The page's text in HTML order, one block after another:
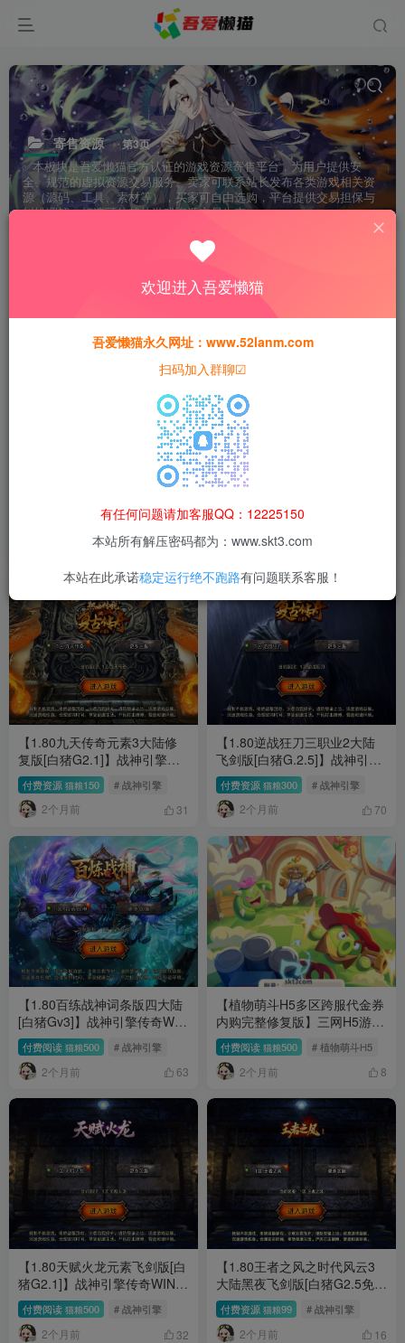
寄售资源 第3页
✅本板块是吾爱懒猫官方认证的游戏资源寄售平台，为用户提供安
全、规范的虚拟资源交易服务。卖家可联系站长发布各类游戏相关资
源（源码、工具、素材等），买家可自由选购，平台提供交易担保与
纠纷调解，打造可信赖的游戏资源交易生态。
页游专区
点赞 评论
【1.80玛法战魂飞剑四大陆三
G2.5]】战神引擎WIN服务端
+GM工具+充值后台+双端+架
# 战神引擎
72
【1.80GT三职业复古[白猪
服务端+GM工具+充值后台+双
付费资源 猫粮120
1个月前
【1.80九天传奇元素3大陆修
复版[白猪G2.1]】战神引擎
WIN服务端+GM工具+充值后
台+双端+架设教程
付费资源 猫粮150 # 战神引擎
2个月前 31
【1.80逆战狂刀三职业2大陆
飞剑版[白猪G.2.5]】战神引擎
WIN服务端+GM工具+充值后
台+双端+架设教程
付费资源 猫粮300 # 战神引擎
2个月前 70
【1.80百练战神词条版四大陆
[白猪Gv3]】战神引擎传奇WIN
服务端+GM工具+双端+架设教
程付费阅读 猫粮500 # 战神引擎
2个月前 63
【植物萌斗H5多区跨服代金券
内购完整修复版】三网H5游戏
Linux服务端+前后端源码+管
理后台+CDK授权后台+双端
+架设教程
付费阅读 猫粮500 # 植物萌斗H5
2个月前 8
【1.80天赋火龙元素飞剑版[白
猪G2.1]】战神引擎传奇WIN服
务端+GM工具+双端+架设教程
付费阅读 猫粮500 # 战神引擎
2个月前 32
【1.80王者之风之时代风云3
大陆黑夜飞剑版[白猪G2.5免授
权版]】战神引擎传奇WIN服务
端+GM工具+双端+架设教程
付费资源 猫粮99 # 战神引擎
2个月前 16
欢迎进入吾爱懒猫
吾爱懒猫永久网址：www.52lanm.com
扫码加入群聊☑
有任何问题请加客服QQ：12225150
本站所有解压密码都为：www.skt3.com
本站在此承诺稳定运行绝不跑路有问题联系客服！